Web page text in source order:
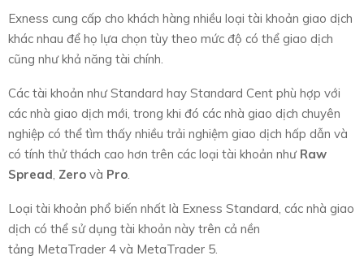
Exness cung cấp cho khách hàng nhiều loại tài khoản giao dịch
khác nhau để họ lựa chọn tùy theo mức độ có thể giao dịch
cũng như khả năng tài chính.
Các tài khoản như Standard hay Standard Cent phù hợp với
các nhà giao dịch mới, trong khi đó các nhà giao dịch chuyên
nghiệp có thể tìm thấy nhiều trải nghiệm giao dịch hấp dẫn và
có tính thử thách cao hơn trên các loại tài khoản như Raw
Spread Zero và Pro
Loại tài khoản phổ biến nhất là Exness Standard, các nhà giao
dịch có thể sử dụng tài khoản này trên cả nền
tảng MetaTrader 4 và MetaTrader 5.